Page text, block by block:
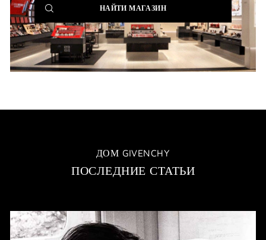
НАЙТИ МАГАЗИН(NEW
WINDOW)
ДОМ GIVENCHY
ПОСЛЕДНИЕ СТАТЬИ